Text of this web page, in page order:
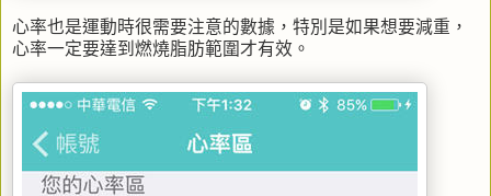
心率也是運動時很需要注意的數據，特別是如果想要減重，
心率一定要達到燃燒脂肪範圍才有效。